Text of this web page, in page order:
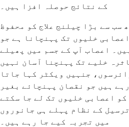
کے نتائج حوصلہ افزا ہیں۔
سب سے بڑا چیلنج علاج کو محفوظ
خلیوں تک پہنچانا ہے جو
اعصاب آپ کے جسم میں پھیلے
خلیے تک پہنچنا آسان نہیں
جنہیں ویکٹر کہا جاتا
ہیں جو نقصان پہنچائے بغیر
اعصابی خلیوں تک لے جا سکتے
کے نظام پہلے ہی جانوروں
میں تجربہ کیے جا رہے ہیں۔